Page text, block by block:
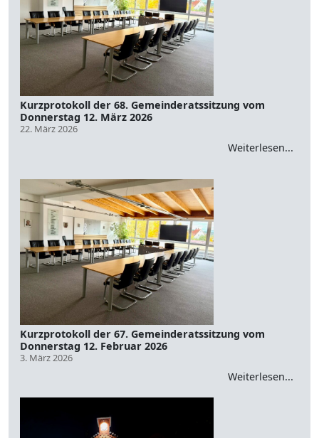
Kurzprotokoll der 68. Gemeinderatssitzung vom
Donnerstag 12. März 2026
22. März 2026
Weiterlesen...
Kurzprotokoll der 67. Gemeinderatssitzung vom
Donnerstag 12. Februar 2026
3. März 2026
Weiterlesen...